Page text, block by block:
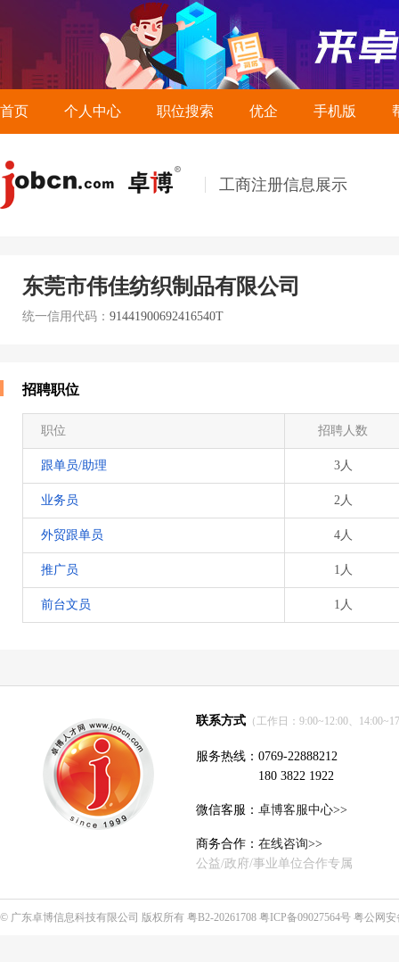
首页 个人中心 职位搜索 优企 手机版
工商注册信息展示
东莞市伟佳纺织制品有限公司
统一信用代码： 91441900692416540T
招聘职位
职位 招聘人数
跟单员/助理 3人
业务员 2人
外贸跟单员 4人
推广员 1人
前台文员 1人
联系方式 （工作日：9:00~12:00、
服务热线：0769-22888212
180 3822 1922
微信客服： 卓博客服中心>>
商务合作： 在线咨询>>
公益/政府/事业单位合作专属
© 广东卓博信息科技有限公司 版权所有 粤B2-20261708 粤ICP备09027564号 粤公网安